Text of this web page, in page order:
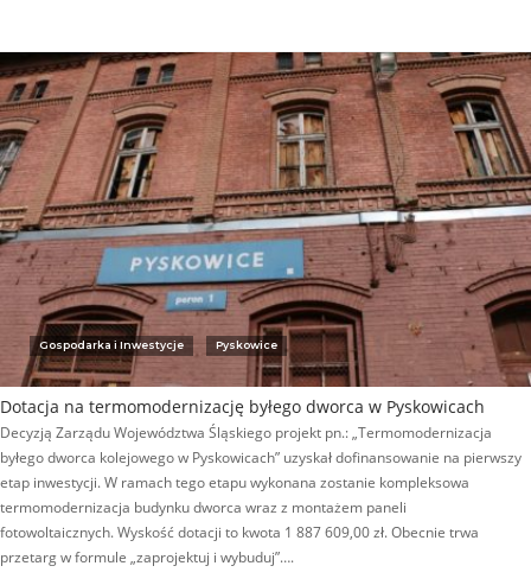
Gospodarka i Inwestycje Pyskowice
Dotacja na termomodernizację byłego dworca w Pyskowicach
Decyzją Zarządu Województwa Śląskiego projekt pn.: „Termomodernizacja
byłego dworca kolejowego w Pyskowicach” uzyskał dofinansowanie na pierwszy
etap inwestycji. W ramach tego etapu wykonana zostanie kompleksowa
termomodernizacja budynku dworca wraz z montażem paneli
fotowoltaicznych. Wyskość dotacji to kwota 1 887 609,00 zł. Obecnie trwa
przetarg w formule „zaprojektuj i wybuduj”….